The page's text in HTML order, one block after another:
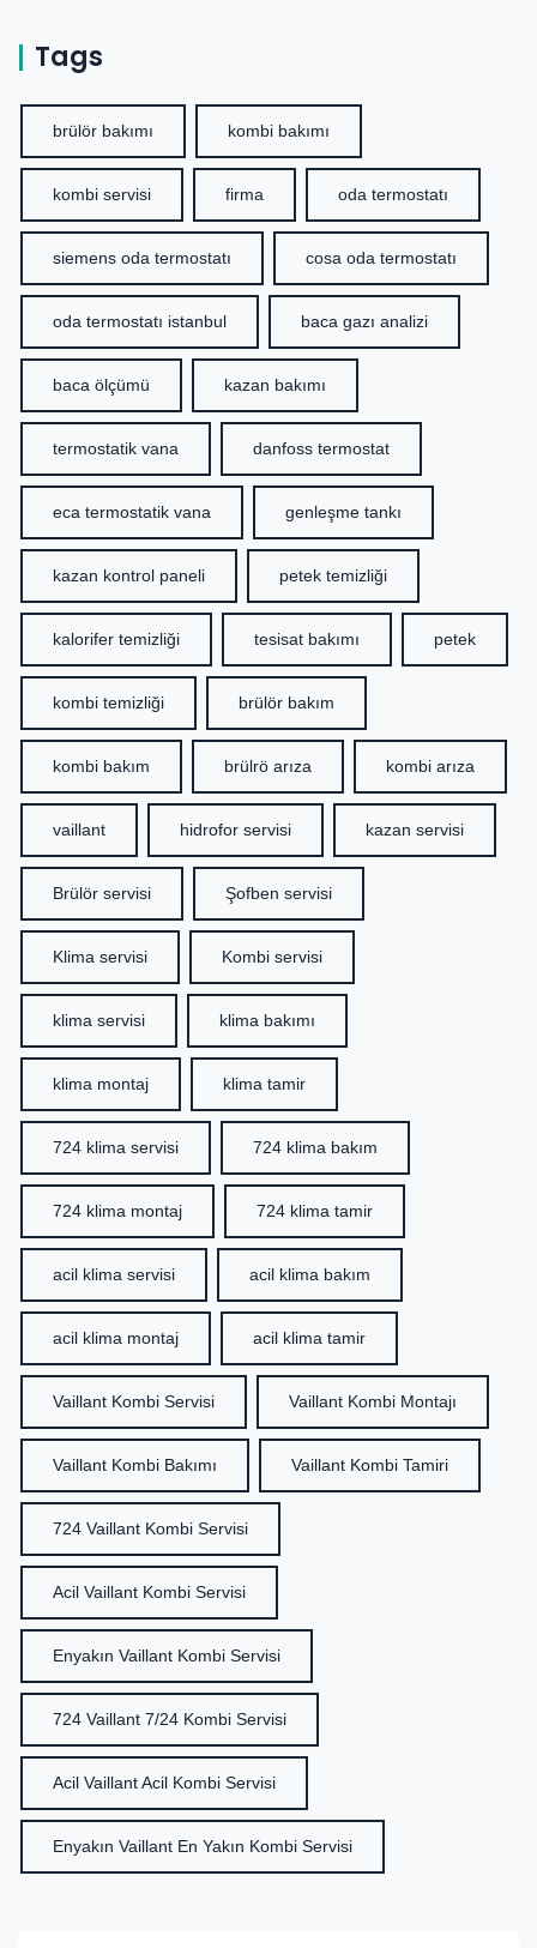
Tags
brülör bakımı kombi bakımı
kombi servisi firma oda termostatı
siemens oda termostatı cosa oda termostatı
oda termostatı istanbul baca gazı analizi
baca ölçümü kazan bakımı
termostatik vana danfoss termostat
eca termostatik vana genleşme tankı
kazan kontrol paneli petek temizliği
kalorifer temizliği tesisat bakımı petek
kombi temizliği brülör bakım
kombi bakım brülrö arıza kombi arıza
vaillant hidrofor servisi kazan servisi
Brülör servisi Şofben servisi
Klima servisi Kombi servisi
klima servisi klima bakımı
klima montaj klima tamir
724 klima servisi 724 klima bakım
724 klima montaj 724 klima tamir
acil klima servisi acil klima bakım
acil klima montaj acil klima tamir
Vaillant Kombi Servisi Vaillant Kombi Montajı
Vaillant Kombi Bakımı Vaillant Kombi Tamiri
724 Vaillant Kombi Servisi
Acil Vaillant Kombi Servisi
Enyakın Vaillant Kombi Servisi
724 Vaillant 7/24 Kombi Servisi
Acil Vaillant Acil Kombi Servisi
Enyakın Vaillant En Yakın Kombi Servisi